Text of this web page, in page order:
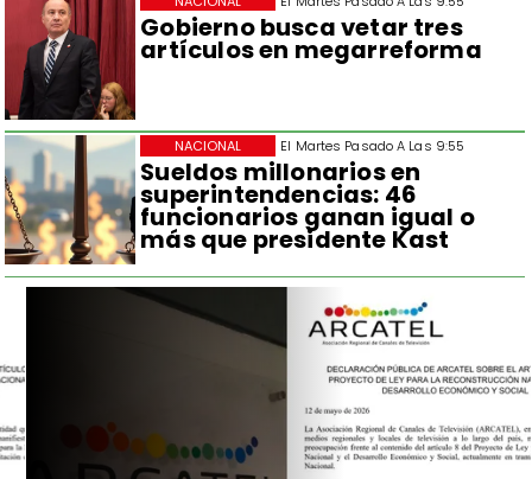
Gobierno busca vetar tres
artículos en megarreforma
El Martes Pasado A Las 9:55
Sueldos millonarios en
superintendencias: 46
funcionarios ganan igual o
más que presidente Kast
NACIONAL